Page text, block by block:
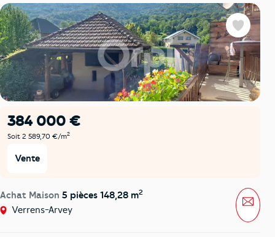
384 000 €
Soit 2 589,70 €/m2
Vente
Achat Maison 5 pièces 148,28 m2
Verrens-Arvey
Favoris